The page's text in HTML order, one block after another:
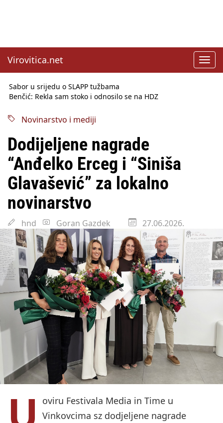
Virovitica.net
Sabor u srijedu o SLAPP tužbama
Benčić: Rekla sam stoko i odnosilo se na HDZ
godine
Sindikati traže zaštitu plaća od inflacije, Ćorić pregovore
najavio za jesen
Državni tajnik Rukavina: Hrvatska ima 3,6 milijuna birača
HŽ Infrastruktura: Nesreće na željezničkim prijelazima
prepolovljene
Državni inspektorat opozvao Barebells pločicu - soft protein
bar Coco Choco
Novinarstvo i mediji
Dodijeljene nagrade
“Anđelko Erceg i “Siniša
Glavašević” za lokalno
novinarstvo
hnd Goran Gazdek 27.06.2026.
oviru Festivala Media in Time u
Vinkovcima sz dodjeljene nagrade